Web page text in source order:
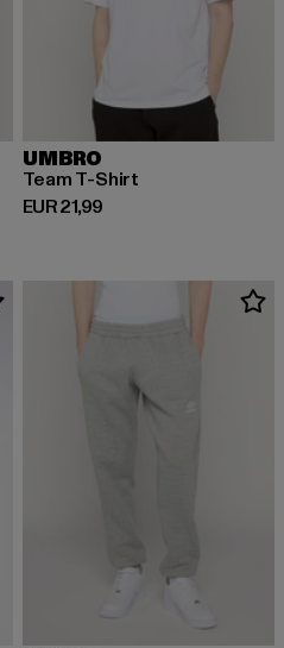
UMBRO
Team T-Shirt
EUR 21,99
Derzeitiger Preis: EUR 21,99